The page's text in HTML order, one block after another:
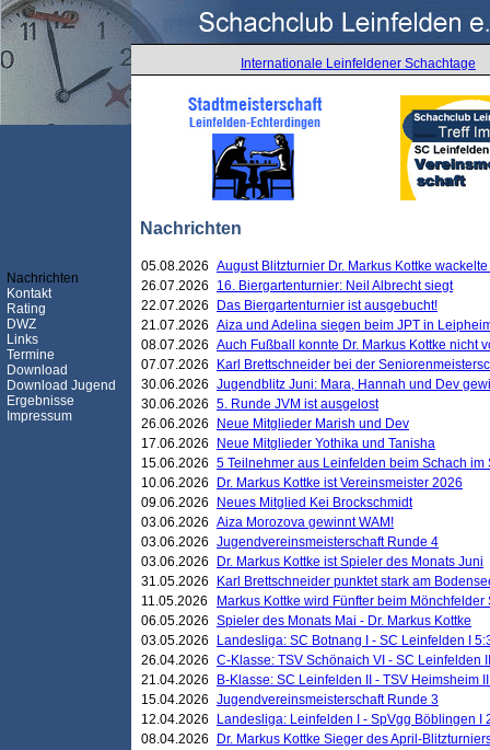
Internationale Leinfeldener Schachtage
Nachrichten
Nachrichten
Kontakt
Rating
DWZ
Links
Termine
Download
Download Jugend
Ergebnisse
Impressum
05.08.2026 August Blitzturnier Dr. Markus Kottke
26.07.2026
16. Biergartenturnier: Neil Albrecht siegt
22.07.2026
Das Biergartenturnier ist ausgebucht!
21.07.2026 Aiza und Adelina siegen beim JPT in
08.07.2026 Auch Fußball konnte Dr. Markus Kottke nicht
07.07.2026
Karl Brettschneider bei der
30.06.2026 Jugendblitz Juni: Mara, Hannah und Dev
30.06.2026 5. Runde JVM ist ausgelost
26.06.2026
Neue Mitglieder Marish und Dev
17.06.2026
Neue Mitglieder Yothika und Tanisha
15.06.2026 5 Teilnehmer aus Leinfelden beim Schach
10.06.2026
Dr. Markus Kottke ist Vereinsmeister 2026
09.06.2026
Neues Mitglied Kei Brockschmidt
03.06.2026 Aiza Morozova gewinnt WAM!
03.06.2026 Jugendvereinsmeisterschaft Runde 4
03.06.2026
Dr. Markus Kottke ist Spieler des Monats Juni
31.05.2026
Karl Brettschneider punktet stark am
11.05.2026
Markus Kottke wird Fünfter beim
06.05.2026 Spieler des Monats Mai - Dr. Markus Kottke
03.05.2026
Landesliga: SC Botnang I - SC Leinfelden I
26.04.2026 C-Klasse: TSV Schönaich VI - SC Leinfelden
21.04.2026
B-Klasse: SC Leinfelden II - TSV Heimsheim
15.04.2026 Jugendvereinsmeisterschaft Runde 3
12.04.2026
Landesliga: Leinfelden I - SpVgg Böblingen I
08.04.2026
Dr. Markus Kottke Sieger des April-